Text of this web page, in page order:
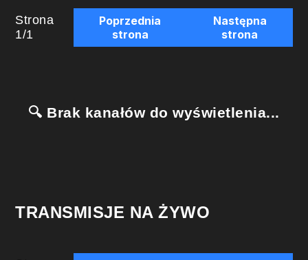
Strona
1/1
Poprzednia
strona
Następna
strona
🔍 Brak kanałów do wyświetlenia...
TRANSMISJE NA ŻYWO